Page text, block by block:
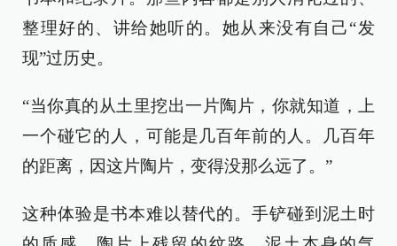
整理好的、讲给她听的。她从来没有自己“发
现”过历史。
“当你真的从土里挖出一片陶片，你就知道，上
一个碰它的人，可能是几百年前的人。几百年
的距离，因这片陶片，变得没那么远了。”
这种体验是书本难以替代的。手铲碰到泥土时